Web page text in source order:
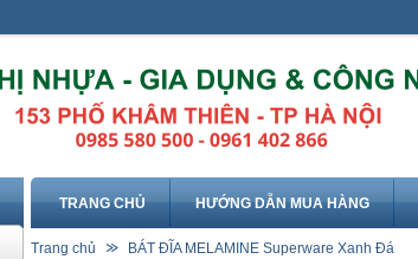
TRANG CHỦ HƯỚNG DẪN MUA HÀNG
Trang chủ BÁT ĐĨA MELAMINE Superware Xanh Đá